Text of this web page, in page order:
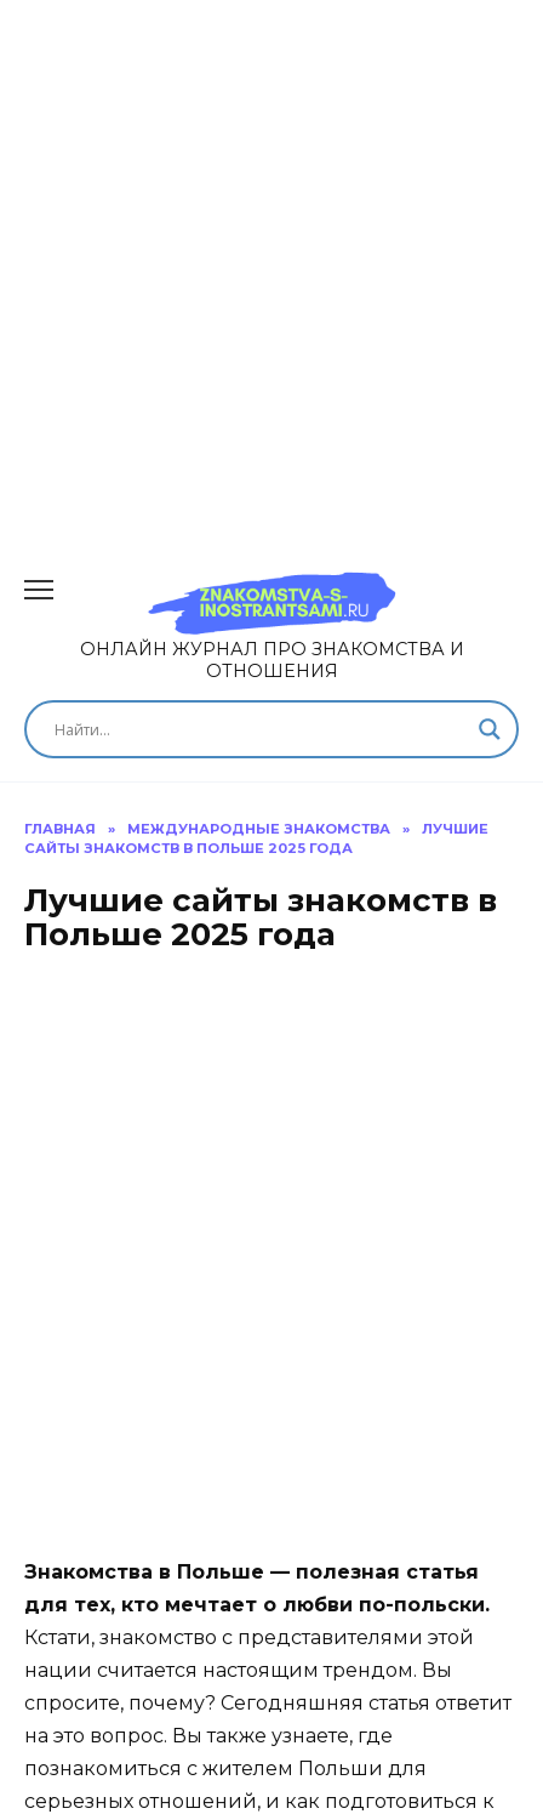
ОНЛАЙН ЖУРНАЛ ПРО ЗНАКОМСТВА И
ОТНОШЕНИЯ
ГЛАВНАЯ » МЕЖДУНАРОДНЫЕ ЗНАКОМСТВА »
ЛУЧШИЕ
САЙТЫ ЗНАКОМСТВ В ПОЛЬШЕ 2025 ГОДА
Лучшие сайты знакомств в
Польше 2025 года
Знакомства в Польше — полезная статья
для тех, кто мечтает о любви по-польски.
Кстати, знакомство с представителями этой
нации считается настоящим трендом. Вы
спросите, почему? Сегодняшняя статья ответит
на это вопрос. Вы также узнаете, где
познакомиться с жителем Польши для
серьезных отношений, и как подготовиться к